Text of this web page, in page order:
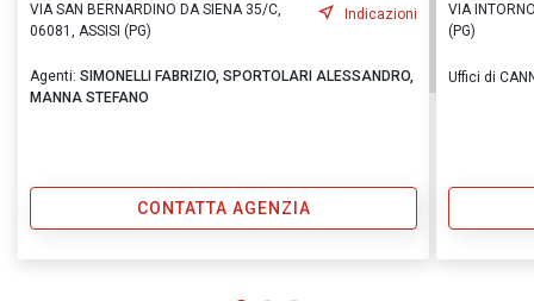
VIA SAN BERNARDINO DA SIENA 35/C,
06081, ASSISI (PG)
Indicazioni
Agenti: SIMONELLI FABRIZIO, SPORTOLARI ALESSANDRO,
MANNA STEFANO
CONTATTA AGENZIA
VIA
(PG)
Uffici di